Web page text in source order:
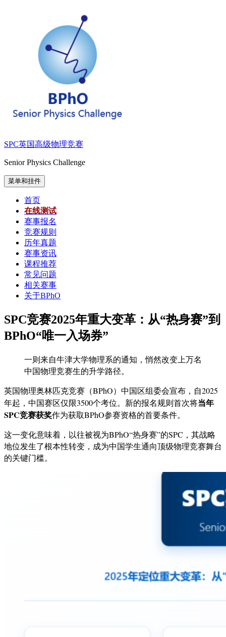
SPC英国高级物理竞赛
Senior Physics Challenge
菜单和挂件
首页
在线测试
赛事报名
竞赛规则
历年真题
赛事资讯
课程推荐
常见问题
相关赛事
关于BPhO
SPC竞赛2025年重大变革：从“热身赛”到
BPhO“唯一入场券”
一则来自牛津大学物理系的通知，悄然改变上万名
中国物理竞赛生的升学路径。
英国物理奥林匹克竞赛（BPhO）中国区组委会宣布，自2025
年起，中国赛区仅限3500个考位。新的报名规则首次将当年
SPC竞赛获奖作为获取BPhO参赛资格的首要条件。
这一变化意味着，以往被视为BPhO“热身赛”的SPC，其战略
地位发生了根本性转变，成为中国学生通向顶级物理竞赛舞台
的关键门槛。